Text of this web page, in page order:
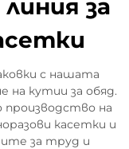
за
с нашата
на кутии за обяд.
производство на
касетки и
за труд и